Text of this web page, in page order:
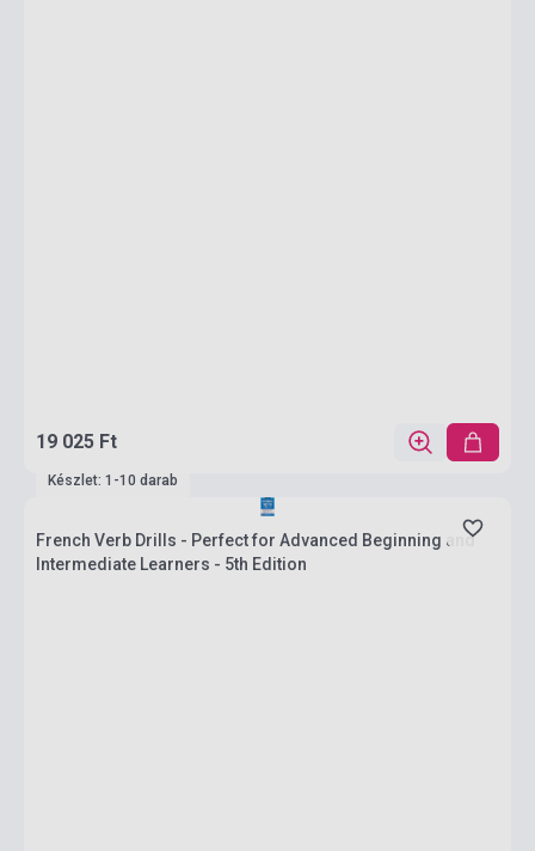
19 025 Ft
Készlet: 1-10 darab
French Verb Drills - Perfect for Advanced Beginning and
Intermediate Learners - 5th Edition